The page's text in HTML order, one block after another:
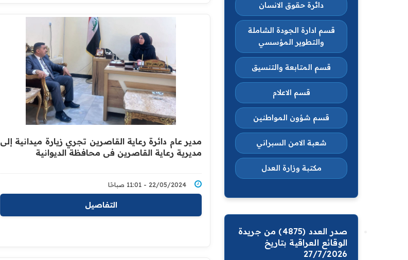
مدير عام دائرة رعاية القاصرين تجري زيارة ميدانية إلى
مديرية رعاية القاصرين في محافظة الديوانية
22/05/2024 - 11:01 صباحًا
التفاصيل
دائرة حقوق الانسان
قسم ادارة الجودة الشاملة
والتطوير المؤسسي
قسم المتابعة والتنسيق
قسم الاعلام
قسم شؤون المواطنين
شعبة الامن السبراني
مكتبة وزارة العدل
صدر العدد (4875) من جريدة
الوقائع العراقية بتاريخ
27/7/2026